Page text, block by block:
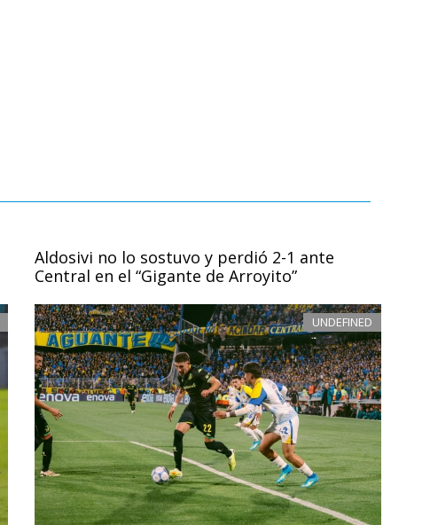
Aldosivi no lo sostuvo y perdió 2-1 ante
Central en el “Gigante de Arroyito”
UNDEFINED